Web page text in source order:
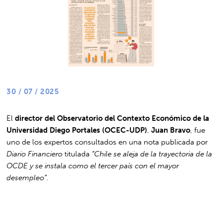
30 / 07 / 2025
Eldirector del Observatorio del Contexto Económico de la
Universidad Diego Portales (OCEC-UDP) ,Juan Bravo , fue
uno de los expertos consultados en una nota publicada por
Diario Financiero titulada “Chile se aleja de la trayectoria de la
OCDE y se instala como el tercer país con el mayor
desempleo”.